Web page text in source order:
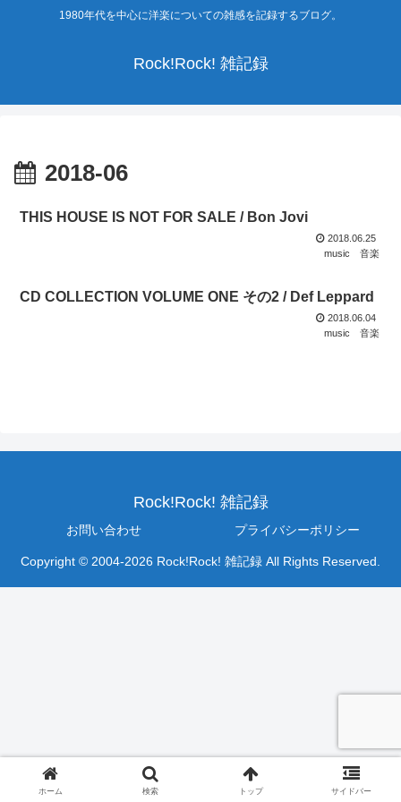
1980年代を中心に洋楽についての雑感を記録するブログ。
Rock!Rock! 雑記録
2018-06
THIS HOUSE IS NOT FOR SALE / Bon Jovi
2018.06.25
music
音楽
CD COLLECTION VOLUME ONE その2 / Def Leppard
2018.06.04
music
音楽
Rock!Rock! 雑記録
お問い合わせ プライバシーポリシー
Copyright © 2004-2026 Rock!Rock! 雑記録 All Rights Reserved.
ホーム 検索 トップ サイドバー